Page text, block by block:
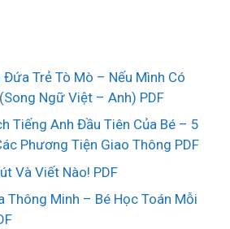
Trẻ Tò Mò – Nếu Mình Có
Ngữ Việt – Anh) PDF
Tiếng Anh Đầu Tiên Của Bé – 5
Phương Tiện Giao Thông PDF
Và Viết Nào! PDF
Thông Minh – Bé Học Toán Mỗi